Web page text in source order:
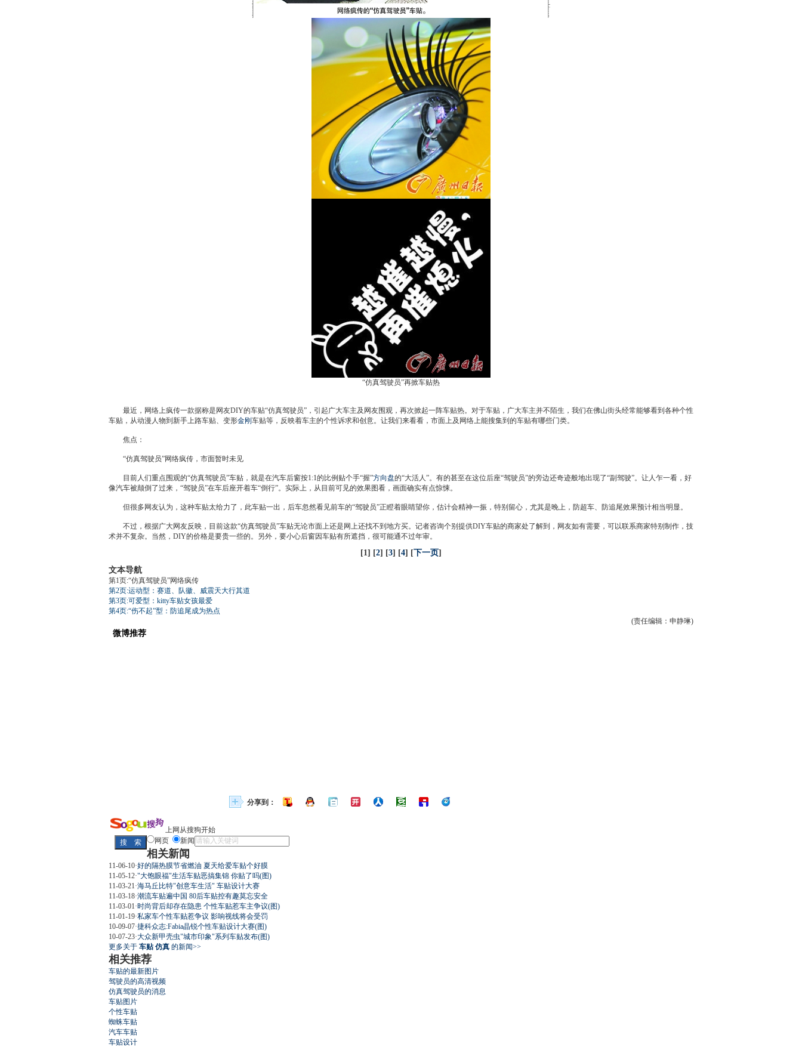
“仿真驾驶员”再掀车贴热
最近，网络上疯传一款据称是网友DIY的车贴“仿真驾驶员”，引起广大车主及网友围观，再次掀起一阵车贴热。对于车贴，广大车主并不陌生，我们在佛山街头经常能够看到各种个性
车贴，从动漫人物到新手上路车贴、变形金刚 车贴等，反映着车主的个性诉求和创意。让我们来看看，市面上及网络上能搜集到的车贴有哪些门类。
焦点：
“仿真驾驶员”网络疯传，市面暂时未见
目前人们重点围观的“仿真驾驶员”车贴，就是在汽车后窗按1:1的比例贴个手“握”方向盘的“大活人”。有的甚至在这位后座“驾驶员”的旁边还奇迹般地出现了“副驾驶”。让人乍一看，好
像汽车被颠倒了过来，“驾驶员”在车后座开着车“倒行”。实际上，从目前可见的效果图看，画面确实有点惊悚。
但很多网友认为，这种车贴太给力了，此车贴一出，后车忽然看见前车的“驾驶员”正瞪着眼睛望你，估计会精神一振，特别留心，尤其是晚上，防超车、防追尾效果预计相当明显。
不过，根据广大网友反映，目前这款“仿真驾驶员”车贴无论市面上还是网上还找不到地方买。记者咨询个别提供DIY车贴的商家处了解到，网友如有需要，可以联系商家特别制作，技
术并不复杂。当然，DIY的价格是要贵一些的。另外，要小心后窗因车贴有所遮挡，很可能通不过年审。
[1] [2] [3] [4] [下一页]
文本导航
第1页:“仿真驾驶员”网络疯传
第2页:运动型：赛道、队徽、威震天大行其道
第3页:可爱型：kitty车贴女孩最爱
第4页:“伤不起”型：防追尾成为热点
(责任编辑：申静琳)
微博推荐
分享到：
上网从搜狗开始
网页
新闻
相关新闻
11-06-10·好的隔热膜节省燃油 夏天给爱车贴个好膜
11-05-12·"大饱眼福"生活车贴恶搞集锦 你贴了吗(图)
11-03-21 ·海马丘比特"创意车生活" 车贴设计大赛
11-03-18·潮流车贴遍中国 80后车贴控有趣莫忘安全
11-03-01 ·时尚背后却存在隐患 个性车贴惹车主争议(图)
11-01-19·私家车个性车贴惹争议 影响视线将会受罚
10-09-07·捷科众志:Fabia晶锐个性车贴设计大赛(图)
10-07-23·大众新甲壳虫"城市印象"系列车贴发布(图)
更多关于 车贴 仿真 的新闻>>
相关推荐
车贴的最新图片
驾驶员的高清视频
仿真驾驶员的消息
车贴图片
个性车贴
蜘蛛车贴
汽车车贴
车贴设计